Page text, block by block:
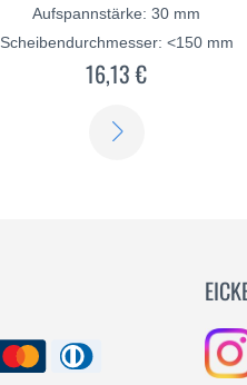
Aufspannstärke: 30 mm
Scheibendurchmesser: <150 mm
16,13 €